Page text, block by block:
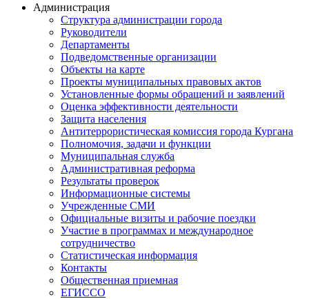
Администрация
Структура администрации города
Руководители
Департаменты
Подведомственные организации
Объекты на карте
Проекты муниципальных правовых актов
Установленные формы обращений и заявлений
Оценка эффективности деятельности
Защита населения
Антитеррористическая комиссия города Кургана
Полномочия, задачи и функции
Муниципальная служба
Административная реформа
Результаты проверок
Информационные системы
Учрежденные СМИ
Официальные визиты и рабочие поездки
Участие в программах и международное
сотрудничество
Статистическая информация
Контакты
Общественная приемная
ЕГИССО